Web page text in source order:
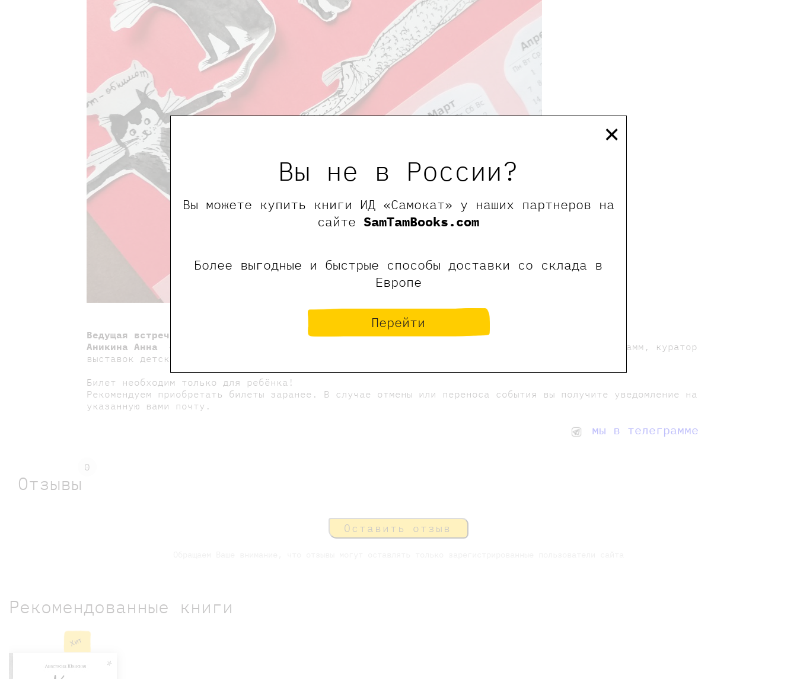
Вы не в России?
Вы можете купить книги ИД «Самокат» у наших партнеров на
сайтеSamTamBooks.com
Более выгодные и быстрые способы доставки со склада в
Европе
Перейти
×
Ведущая встречи:
Аникина Анна — преподаватель творческих дисциплин, автор мастер-классов и творческих программ, куратор
выставок детских и студенческих работ.
Билет необходим только для ребёнка!
Рекомендуем приобретать билеты заранее. В случае отмены или переноса события вы получите уведомление на
указанную вами почту.
мы в телеграмме
Отзывы
0
Оставить отзыв
Рекомендованные книги
Хит